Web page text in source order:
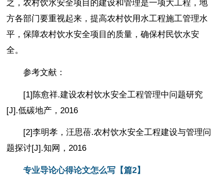
之，农村饮水安全项目的建设和管理是一项大工程，地
方各部门要重视起来，提高农村饮用水工程施工管理水
平，保障农村饮水安全项目的质量，确保村民饮水安
全。
参考文献：
[1]陈愈祥.建设农村饮水安全工程管理中问题研究
[J].低碳地产，2016
[2]李明孝，汪思蓓.农村饮水安全工程建设与管理问
题探讨[J].知网，2016
专业导论心得论文怎么写【篇2】